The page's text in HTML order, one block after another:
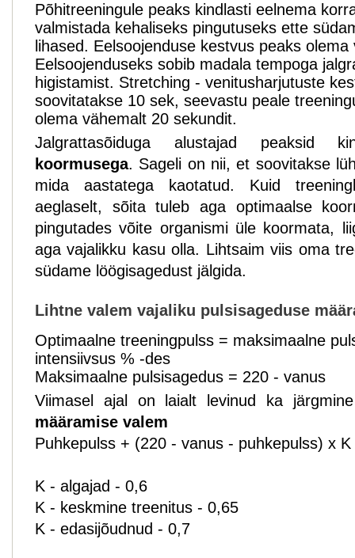
Põhitreeningule peaks kindlasti eelnema
valmistada kehaliseks pingutuseks ette
lihased. Eelsoojenduse kestvus peaks
Eelsoojenduseks sobib madala tempoga
higistamist. Stretching - venitusharjutuste
soovitatakse 10 sek, seevastu peale
olema vähemalt 20 sekundit.
Jalgrattasõiduga alustajad peaksid
koormusega. Sageli on nii, et soovitakse
mida aastatega kaotatud. Kuid
aeglaselt, sõita tuleb aga optimaalse
pingutades võite organismi üle koormata,
aga vajalikku kasu olla. Lihtsaim viis oma
südame löögisagedust jälgida.
Lihtne valem vajaliku pulsisageduse
Optimaalne treeningpulss = maksimaalne
intensiivsus % -des
Maksimaalne pulsisagedus = 220 - vanus
Viimasel ajal on laialt levinud ka
määramise valem
Puhkepulss + (220 - vanus - puhkepulss) x K
K - algajad - 0,6
K - keskmine treenitus - 0,65
K - edasijõudnud - 0,7